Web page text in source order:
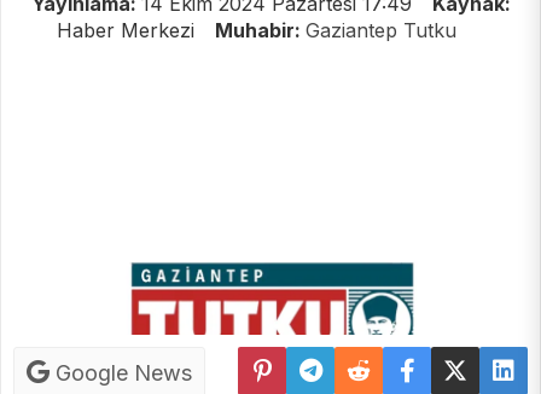
Haber Merkezi
Muhabir: Gaziantep Tutku
Google News